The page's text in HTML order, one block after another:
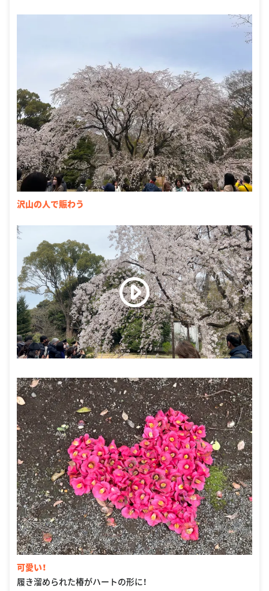
沢山の人で賑わう
可愛い！
履き溜められた椿がハートの形に！